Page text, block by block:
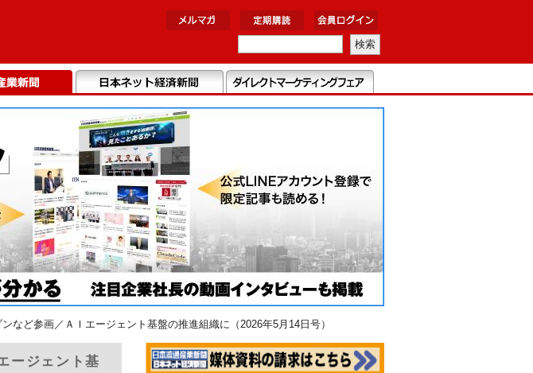
など参画／ＡＩエージェント基盤の推進組織に（2026年5月14日号）
ージェント基